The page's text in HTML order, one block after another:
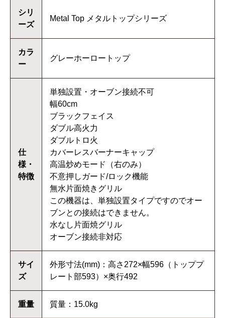
シリ
ーズ
Metal Top メタルトップシリーズ
カラ
ー
グレーホーロートップ
仕
様・
特徴
単独設置・オーブン接続不可
幅60cm
ブラックフェイス
ダブル高火力
ダブルトロ火
カバーレスバーナーキャップ
高温炒めモード（右のみ）
不意押しガード/ロック機能
無水片面焼きグリル
この機器は、単独設置タイプですのでオー
ブンとの接続はできません。
水なし片面焼グリル
オーブン接続非対応
サイ
ズ
外形寸法(mm)：高さ272×幅596（トッププ
レート部593）×奥行492
重量 質量：15.0kg